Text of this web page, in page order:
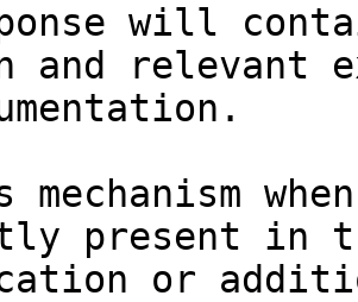
will
and relevant
mechanism
present in
or